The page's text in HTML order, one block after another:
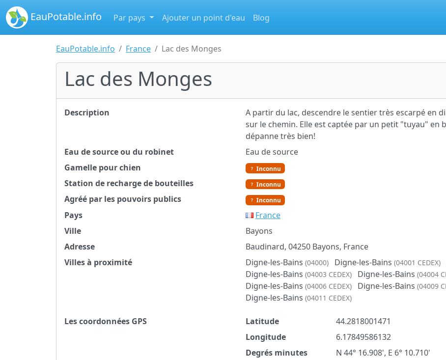
EauPotable.info Par pays Ajouter un point d'eau Blog
EauPotable.info France Lac des Monges
Lac des Monges
Description
A partir du lac, descendre le sentier très escarpé en
sur le chemin. Elle est captée par un petit "tuyau" en
dépanne très bien!
Eau de source ou du robinet
Eau de source
Gamelle pour chien
Inconnu
Station de recharge de bouteilles Inconnu
Agréé par les pouvoirs publics Inconnu
Pays
France
Ville
Bayons
Adresse
Baudinard, 04250 Bayons, France
Villes à proximité
Digne-les-Bains (04000) Digne-les-Bains (04001 CEDEX)
Digne-les-Bains (04003 CEDEX) Digne-les-Bains (04004
Digne-les-Bains (04006 CEDEX) Digne-les-Bains (04009
Digne-les-Bains (04011 CEDEX)
Les coordonnées GPS Latitude
44.2818001471
Longitude
6.17849586132
Degrés minutes
N 44° 16.908', E 6° 10.710'